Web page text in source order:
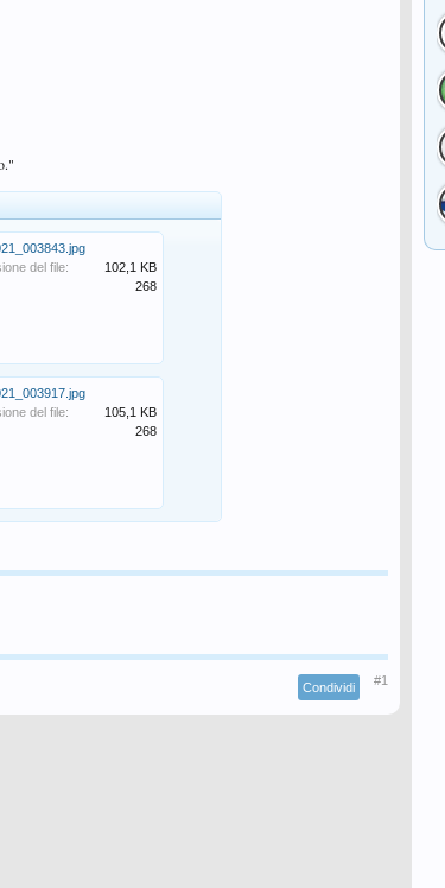
del file:
102,1 KB
268
del file:
105,1 KB
268
Condividi #1